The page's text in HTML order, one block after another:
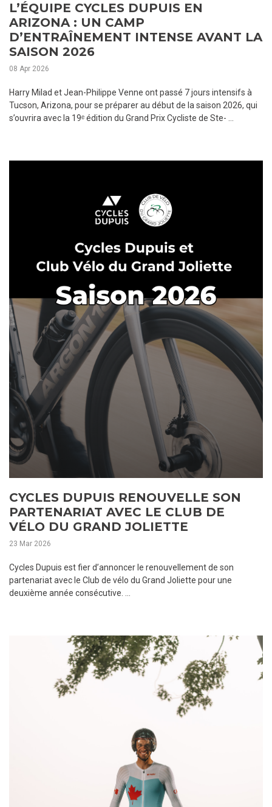
L’ÉQUIPE CYCLES DUPUIS EN
ARIZONA : UN CAMP
D’ENTRAÎNEMENT INTENSE AVANT LA
SAISON 2026
08 Apr 2026
Harry Milad et Jean-Philippe Venne ont passé 7 jours intensifs à
Tucson, Arizona, pour se préparer au début de la saison 2026, qui
s’ouvrira avec la 19ᵉ édition du Grand Prix Cycliste de Ste- ...
CYCLES DUPUIS RENOUVELLE SON
PARTENARIAT AVEC LE CLUB DE
VÉLO DU GRAND JOLIETTE
23 Mar 2026
Cycles Dupuis est fier d’annoncer le renouvellement de son
partenariat avec le Club de vélo du Grand Joliette pour une
deuxième année consécutive. ...